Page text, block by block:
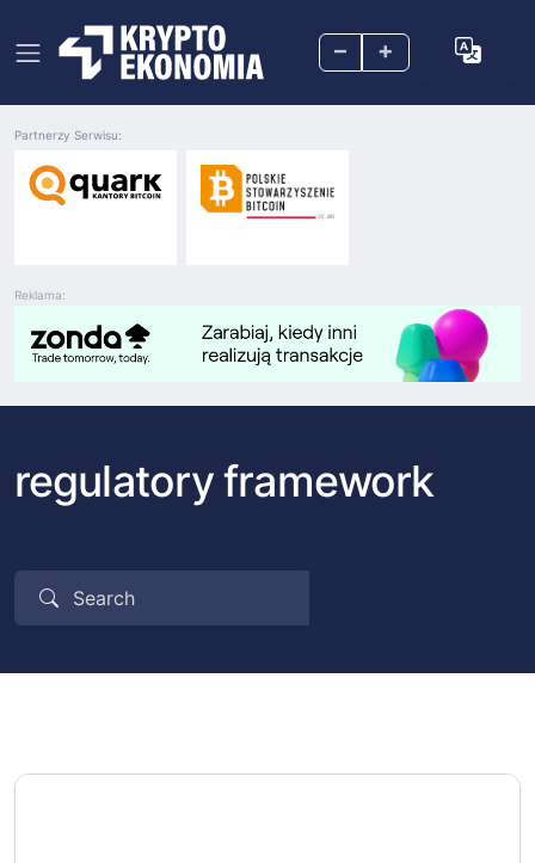
– +
Reklama:
Partnerzy Serwisu:
regulatory framework